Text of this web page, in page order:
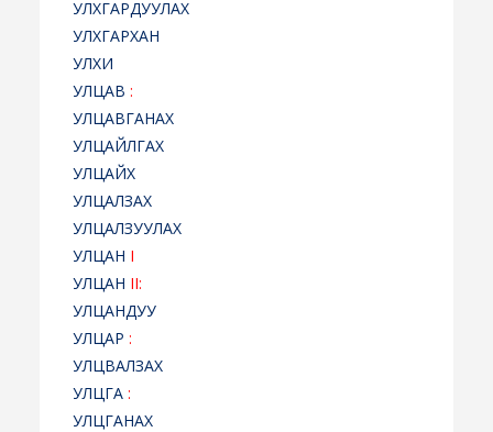
УЛХГАРДУУЛАХ
УЛХГАРХАН
УЛХИ
УЛЦАВ :
УЛЦАВГАНАХ
УЛЦАЙЛГАХ
УЛЦАЙХ
УЛЦАЛЗАХ
УЛЦАЛЗУУЛАХ
УЛЦАН I
УЛЦАН II:
УЛЦАНДУУ
УЛЦАР :
УЛЦВАЛЗАХ
УЛЦГА :
УЛЦГАНАХ